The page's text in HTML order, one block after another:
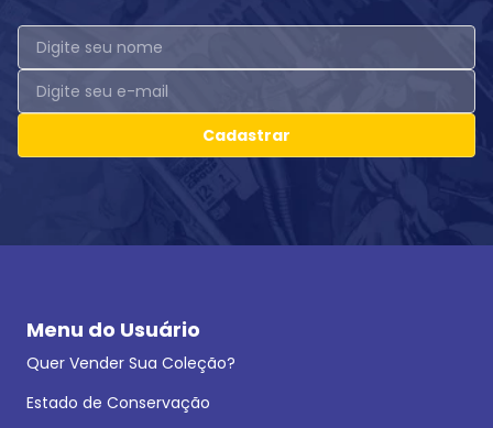
Cadastrar
Menu do Usuário
Quer Vender Sua Coleção?
Estado de Conservação